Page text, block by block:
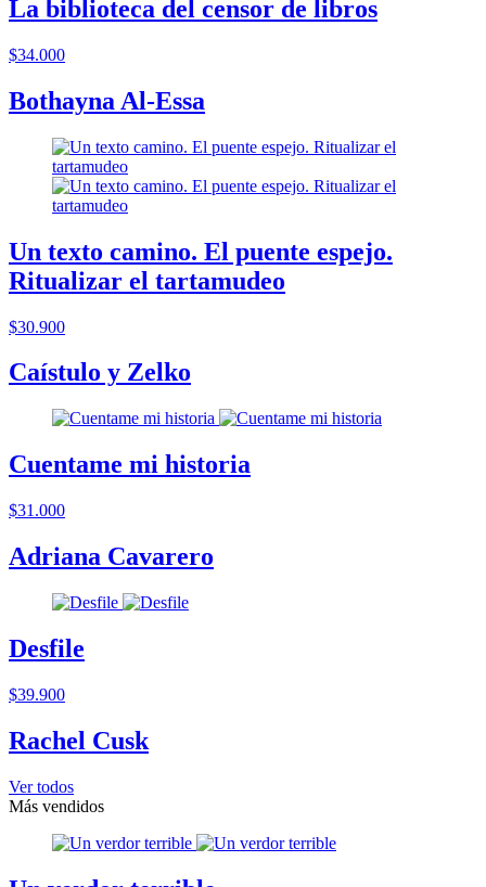
La biblioteca del censor de libros
$34.000
Bothayna Al-Essa
Un texto camino. El puente espejo.
Ritualizar el tartamudeo
$30.900
Caístulo y Zelko
Cuentame mi historia
$31.000
Adriana Cavarero
Desfile
$39.900
Rachel Cusk
Ver todos
Más vendidos